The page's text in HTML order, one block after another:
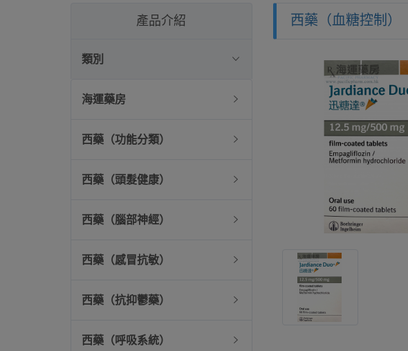
產品介紹
類別
海運藥房
西藥（功能分類）
西藥（頭髮健康）
西藥（腦部神經）
西藥（感冒抗敏）
西藥（抗抑鬱藥）
西藥（呼吸系統）
西藥（血糖控制）